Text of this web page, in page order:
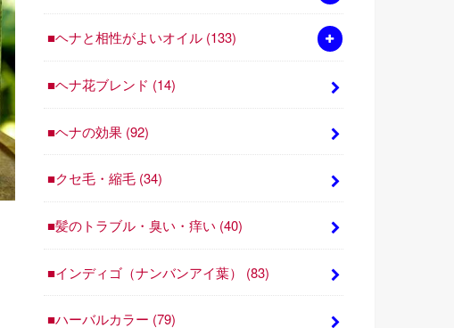
■ヘナと相性がよいオイル (133)
■ヘナ花ブレンド (14)
■ヘナの効果 (92)
■クセ毛・縮毛 (34)
■髪のトラブル・臭い・痒い (40)
■インディゴ（ナンバンアイ葉） (83)
■ハーバルカラー (79)